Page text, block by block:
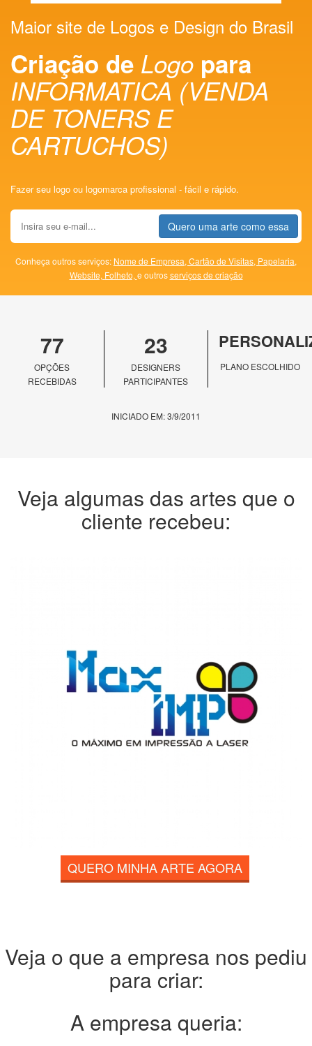
Maior site de Logos e Design do Brasil
Criação de Logo para
INFORMATICA (VENDA
DE TONERS E
CARTUCHOS)
Fazer seu logo ou logomarca profissional - fácil e rápido.
Quero uma arte como essa
Conheça outros serviços: Nome de Empresa, Cartão de Visitas, Papelaria,
Website, Folheto, e outrosserviços de criação
77
OPÇÕES
RECEBIDAS
23
DESIGNERS
PARTICIPANTES
PLANO ESCOLHIDO
INICIADO EM: 3/9/2011
Veja algumas das artes que o
cliente recebeu:
QUERO MINHA ARTE AGORA
Veja o que a empresa nos pediu
para criar:
A empresa queria: